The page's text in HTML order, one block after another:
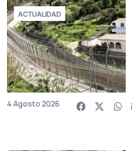
ACTUALIDAD
4 Agosto 2026